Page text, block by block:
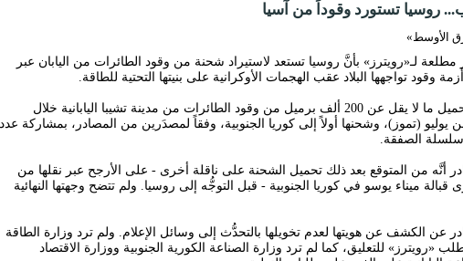
روسيا تستورد وقوداً من آسيا
الأوسط»
مصادر مطلعة لـ«رويترز» بأنَّ روسيا تستعد لاستيراد شحنة من وقود الطائرات من اليابان عبر
وقود تواجهها البلاد عقب الهجمات الأوكرانية على بنيتها التحتية للطاقة.
ومن المتوقع تحميل ما لا يقل عن 200 ألف برميل من وقود الطائرات من مدينة تشيبا اليابانية خلال
يوليو (تموز)، وشحنها أولاً إلى كوريا الجنوبية، وفقاً لمصدَرين من المصادر، بمشاركة عدد
الصفقة.
أنَّه من المتوقع بعد ذلك تحميل الشحنة على ناقلة أخرى - على الأرجح عبر نقلها من
قبالة ميناء يوسو في كوريا الجنوبية - قبل التوجُّه إلى روسيا. ولم تتضح وجهتها النهائية
عن الكشف عن هويتها لعدم تخويلها بالتحدُّث إلى وسائل الإعلام. ولم ترد وزارة الطاقة
«رويترز» للتعليق، كما لم ترد وزارة الصناعة الكورية الجنوبية ووزارة الاقتصاد